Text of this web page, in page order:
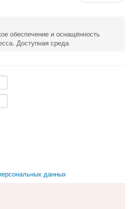
обеспечение и оснащённость
Доступная среда
данных